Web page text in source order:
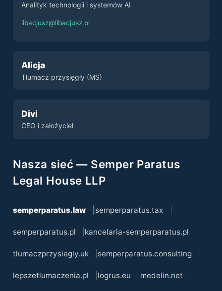
Analityk technologii i systemów AI
libacjusz@libacjusz.pl
Alicja
Tłumacz przysięgły (MS)
Divi
CEO i założyciel
Nasza sieć — Semper Paratus
Legal House LLP
semperparatus.law semperparatus.tax
semperparatus.pl kancelaria-semperparatus.pl
tlumaczprzysiegly.uk semperparatus.consulting
lepszetlumaczenia.pl logrus.eu medelin.net